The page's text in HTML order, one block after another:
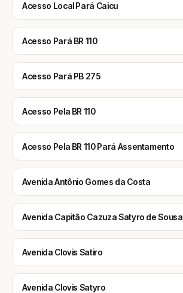
Acesso Local Pará Caicu
Acesso Pará BR 110
Acesso Pará PB 275
Acesso Pela BR 110
Acesso Pela BR 110 Pará Assentamento
Avenida Antônio Gomes da Costa
Avenida Capitão Cazuza Satyro de Sousa
Avenida Clovis Satiro
Avenida Clovis Satyro